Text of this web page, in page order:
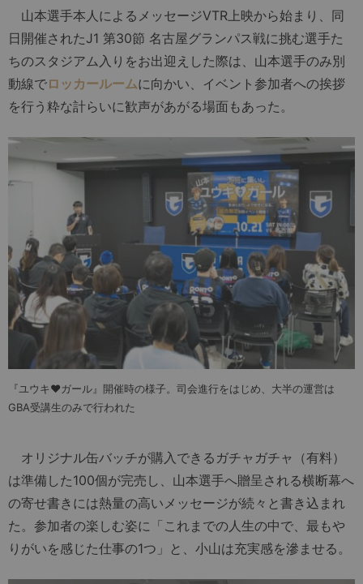
山本選手本人によるメッセージVTR上映から始まり、同
日開催されたJ1 第30節 名古屋グランパス戦に挑む選手た
ちのスタジアム入りをお出迎えした際は、山本選手のみ別
動線でロッカールームに向かい、イベント参加者への挨拶
を行う粋な計らいに歓声があがる場面もあった。
『ユウキ♥ガール』開催時の様子。司会進行をはじめ、大半の運営は
GBA受講生のみで行われた
オリジナル缶バッチが購入できるガチャガチャ（有料）
は準備した100個が完売し、山本選手へ贈呈される横断幕へ
の寄せ書きには熱量の高いメッセージが続々と書き込まれ
た。参加者の楽しむ姿に「これまでの人生の中で、最もや
りがいを感じた仕事の1つ」と、小山は充実感を滲ませる。